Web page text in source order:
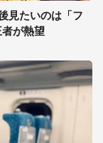
見たいのは「フ
が熱望